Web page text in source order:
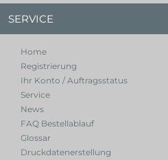
SERVICE
Home
Registrierung
Ihr Konto / Auftragsstatus
Service
News
FAQ Bestellablauf
Glossar
Druckdatenerstellung